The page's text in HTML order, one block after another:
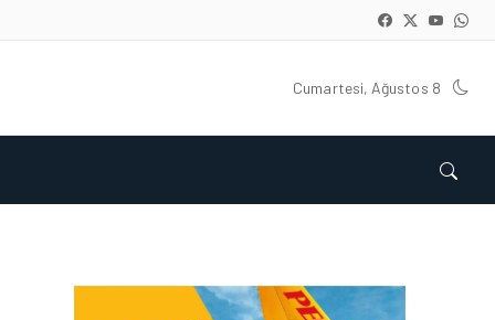
Cumartesi, Ağustos 8
İŞ İLANLARI • 24 TEM 2026